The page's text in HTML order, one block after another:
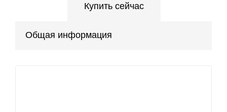
Купить сейчас
Общая информация